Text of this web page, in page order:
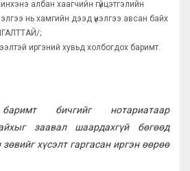
албан хаагчийн гүйцэтгэлийн
нь хамгийн дээд үнэлгээ авсан байх
;
иргэний хувьд холбогдох баримт.
бичгийг нотариатаар
заавал шаардахгүй бөгөөд
хүсэлт гаргасан иргэн өөрөө